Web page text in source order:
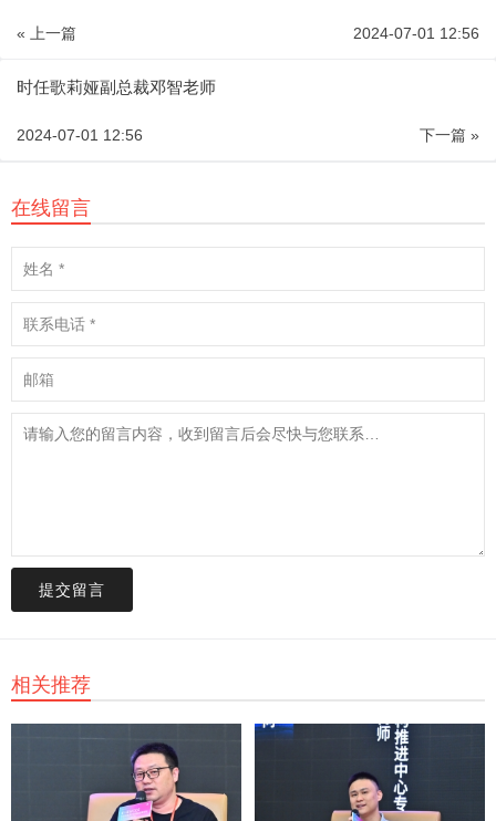
« 上一篇 2024-07-01 12:56
时任歌莉娅副总裁邓智老师
下一篇 »
2024-07-01 12:56
在线留言
提交留言
相关推荐